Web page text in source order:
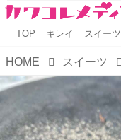
TOP キレイ スイーツ
HOME スイーツ